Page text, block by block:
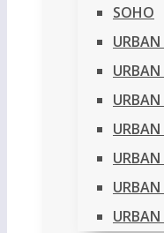
SOHO
URBAN
URBAN
URBAN